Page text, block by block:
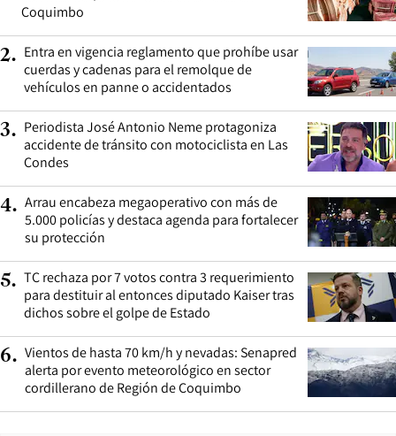
Coquimbo
2. Entra en vigencia reglamento que prohíbe usar
cuerdas y cadenas para el remolque de
vehículos en panne o accidentados
3. Periodista José Antonio Neme protagoniza
accidente de tránsito con motociclista en Las
Condes
4. Arrau encabeza megaoperativo con más de
5.000 policías y destaca agenda para fortalecer
su protección
5. TC rechaza por 7 votos contra 3 requerimiento
para destituir al entonces diputado Kaiser tras
dichos sobre el golpe de Estado
6. Vientos de hasta 70 km/h y nevadas: Senapred
alerta por evento meteorológico en sector
cordillerano de Región de Coquimbo